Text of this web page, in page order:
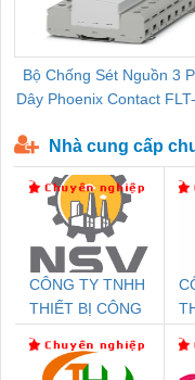
Bộ Chống Sét Nguồn 3
Dây Phoenix Contact
Nhà cung cấp
CÔNG TY TNHH
THIẾT BỊ CÔNG
SETSUBI VIỆT